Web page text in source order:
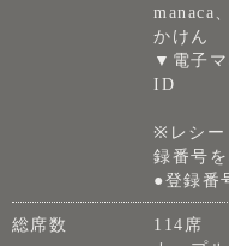
manaca
かけん
▼電子マ
ID
※レシー
録番号
●登録番
総席数
114席